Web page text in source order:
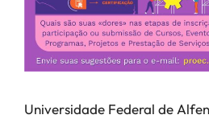
Universidade Federal de